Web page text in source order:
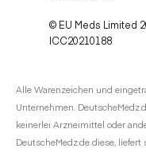
© EU Meds Limited
ICC20210188
Alle Warenzeichen und
Unternehmen.
keinerlei Arzneimittel oder
DeutscheMedz.de diese,